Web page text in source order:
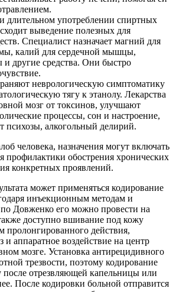
употреблении спиртных
выведение полезных для
Специалист назначает магний для
калий для сердечной мышцы,
и другие средства. Они быстро
неврологическую симптоматику
тягу к этанолу. Лекарства
мозг от токсинов, улучшают
процессы, сон и настроение,
психозы, алкогольный делирий.
человека, назначения могут включать
профилактики обострения хронических
конкретных проявлений.
может применяться кодирование
инъекционным методам и
Довженко его можно провести на
доступно вшивание под кожу
пролонгированного действия,
и аппаратное воздействие на центр
мозге. Установка антирецидивного
трезвости, поэтому кодирование
после отрезвляющей капельницы или
После кодировки больной отправится